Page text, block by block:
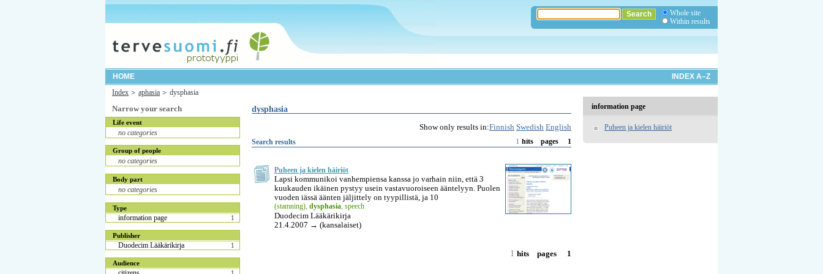
Whole site
Within results
HOME
INDEX A–Z
Index
aphasia dysphasia
Narrow your search
Life event
no categories
Group of people
no categories
Body part
no categories
Type
information page 1
Publisher
Duodecim Lääkärikirja 1
Audience
dysphasia
Show only results in:Finnish Swedish English
Search results 1hits pages 1
Puheen ja kielen häiriöt
Lapsi kommunikoi vanhempiensa kanssa jo varhain niin, että 3
kuukauden ikäinen pystyy usein vastavuoroiseen ääntelyyn. Puolen
vuoden iässä äänten jäljittely on tyypillistä, ja 10
(stamning) dysphasia speech
Duodecim Lääkärikirja
21.4.2007 → (kansalaiset)
1hits pages 1
information page
Puheen ja kielen häiriöt